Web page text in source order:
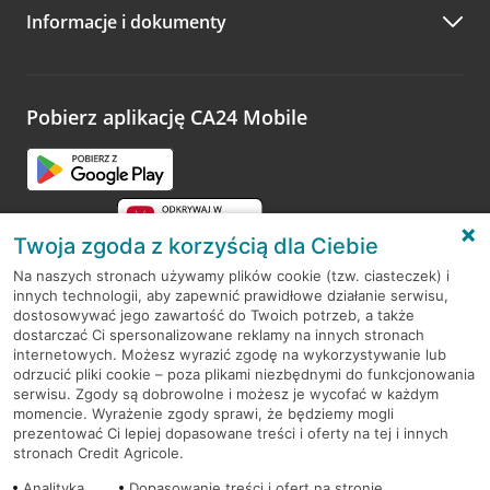
Zachęcamy do podzielenia się z nami opinią o wizycie.
opinie.
Informacje i dokumenty
Pobierz aplikację CA24 Mobile
RODO
Regulamin serwisu
Mapa serwisu
PolitykaCookies
Twoja zgoda z korzyścią dla Ciebie
Na naszych stronach używamy plików cookie (tzw. ciasteczek) i
innych technologii, aby zapewnić prawidłowe działanie serwisu,
dostosowywać jego zawartość do Twoich potrzeb, a także
dostarczać Ci spersonalizowane reklamy na innych stronach
internetowych. Możesz wyrazić zgodę na wykorzystywanie lub
odrzucić pliki cookie – poza plikami niezbędnymi do funkcjonowania
serwisu. Zgody są dobrowolne i możesz je wycofać w każdym
momencie. Wyrażenie zgody sprawi, że będziemy mogli
prezentować Ci lepiej dopasowane treści i oferty na tej i innych
stronach Credit Agricole.